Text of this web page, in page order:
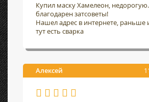
Купил маску Хамелеон,
благодарен затсоветы!
Нашел адрес в интернете, раньше
тут есть сварка
Алексей